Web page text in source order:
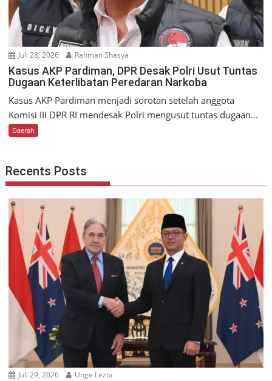
Juli 28, 2026 Rahman Shasya
Kasus AKP Pardiman, DPR Desak Polri Usut Tuntas
Dugaan Keterlibatan Peredaran Narkoba
Kasus AKP Pardiman menjadi sorotan setelah anggota
Komisi III DPR RI mendesak Polri mengusut tuntas dugaan...
Daerah
Recents Posts
Juli 29, 2026 Unge Lezta